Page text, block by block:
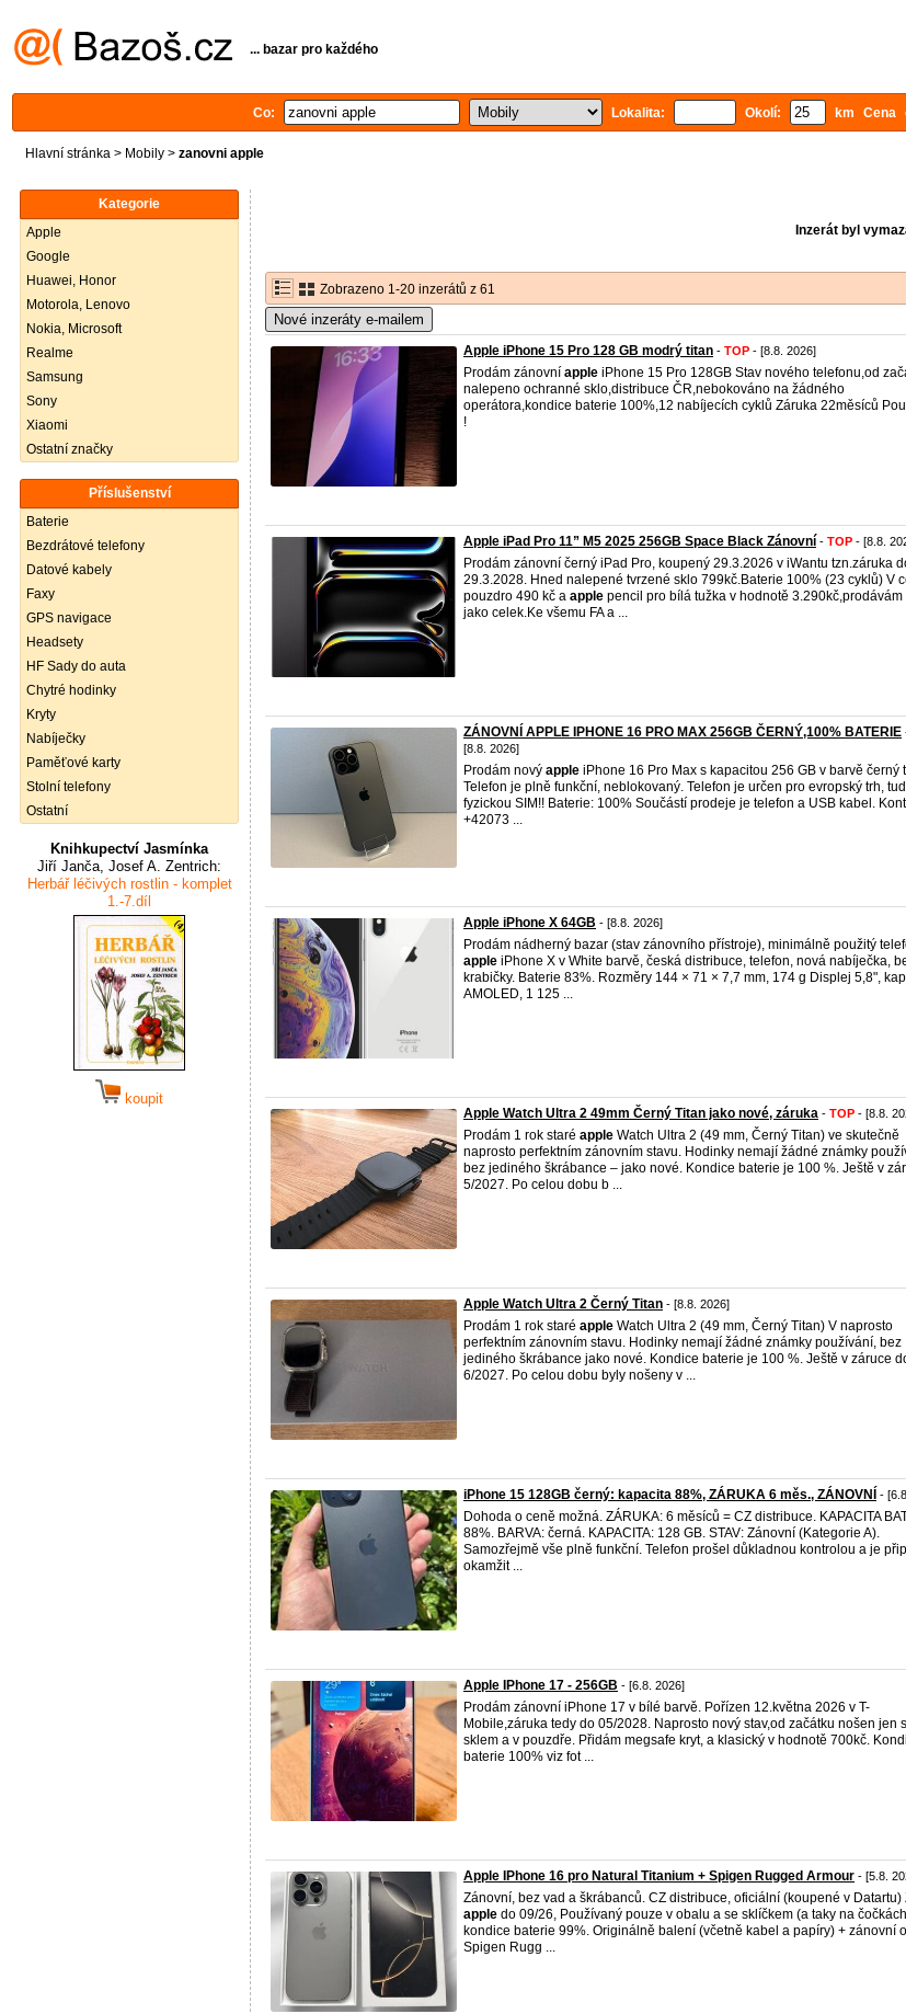
... bazar pro každého
Co: Lokalita: Okolí: km Cena
Hlavní stránka > Mobily > zanovni apple
Kategorie
Apple
Google
Huawei, Honor
Motorola, Lenovo
Nokia, Microsoft
Realme
Samsung
Sony
Xiaomi
Ostatní značky
Příslušenství
Baterie
Bezdrátové telefony
Datové kabely
Faxy
GPS navigace
Headsety
HF Sady do auta
Chytré hodinky
Kryty
Nabíječky
Paměťové karty
Stolní telefony
Ostatní
Knihkupectví Jasmínka
Jiří Janča, Josef A. Zentrich:
Herbář léčivých rostlin - komplet
1.-7.díl
koupit
Inzerát byl
Zobrazeno 1-20 inzerátů z 61
Nové inzeráty e-mailem
Apple iPhone 15 Pro 128 GB modrý titan - TOP - [8.8. 2026]
Prodám zánovní apple iPhone 15 Pro 128GB Stav nového telefonu,od
nalepeno ochranné sklo,distribuce ČR,nebokováno na žádného
operátora,kondice baterie 100%,12 nabíjecích cyklů Záruka 22měsíců
!
Apple iPad Pro 11” M5 2025 256GB Space Black Zánovní - TOP - [8.8.
Prodám zánovní černý iPad Pro, koupený 29.3.2026 v iWantu tzn.záruka
29.3.2028. Hned nalepené tvrzené sklo 799kč.Baterie 100% (23 cyklů) V
pouzdro 490 kč a apple pencil pro bílá tužka v hodnotě 3.290kč,prodávám
jako celek.Ke všemu FA a ...
ZÁNOVNÍ APPLE IPHONE 16 PRO MAX 256GB ČERNÝ,100% BATERIE
[8.8. 2026]
Prodám nový apple iPhone 16 Pro Max s kapacitou 256 GB v barvě černý
Telefon je plně funkční, neblokovaný. Telefon je určen pro evropský trh,
fyzickou SIM!! Baterie: 100% Součástí prodeje je telefon a USB kabel.
+42073 ...
Apple iPhone X 64GB - [8.8. 2026]
Prodám nádherný bazar (stav zánovního přístroje), minimálně použitý
apple iPhone X v White barvě, česká distribuce, telefon, nová nabíječka,
krabičky. Baterie 83%. Rozměry 144 × 71 × 7,7 mm, 174 g Displej 5,8",
AMOLED, 1 125 ...
Apple Watch Ultra 2 49mm Černý Titan jako nové, záruka - TOP - [8.8.
Prodám 1 rok staré apple Watch Ultra 2 (49 mm, Černý Titan) ve skutečně
naprosto perfektním zánovním stavu. Hodinky nemají žádné známky
bez jediného škrábance – jako nové. Kondice baterie je 100 %. Ještě v
5/2027. Po celou dobu b ...
Apple Watch Ultra 2 Černý Titan - [8.8. 2026]
Prodám 1 rok staré apple Watch Ultra 2 (49 mm, Černý Titan) V naprosto
perfektním zánovním stavu. Hodinky nemají žádné známky používání, bez
jediného škrábance jako nové. Kondice baterie je 100 %. Ještě v záruce
6/2027. Po celou dobu byly nošeny v ...
iPhone 15 128GB černý: kapacita 88%, ZÁRUKA 6 měs., ZÁNOVNÍ -
Dohoda o ceně možná. ZÁRUKA: ​6 měsíců ​= CZ distribuce​. KAPACITA
88%. BARVA: černá. KAPACITA: ​1​28 GB. STAV: Zánovní (​K​ategorie A).
Samozřejmě vše plně funkční. Telefon prošel důkladnou kontrolou a je
okamžit ...
Apple IPhone 17 - 256GB - [6.8. 2026]
Prodám zánovní iPhone 17 v bílé barvě. Pořízen 12.května 2026 v T-
Mobile,záruka tedy do 05/2028. Naprosto nový stav,od začátku nošen jen
sklem a v pouzdře. Přidám megsafe kryt, a klasický v hodnotě 700kč.
baterie 100% viz fot ...
Apple IPhone 16 pro Natural Titanium + Spigen Rugged Armour - [5.8.
Zánovní, bez vad a škrábanců. CZ distribuce, oficiální (koupené v Datartu)
apple do 09/26, Používaný pouze v obalu a se sklíčkem (a taky na
kondice baterie 99%. Originálně balení (včetně kabel a papíry) + zánovní
Spigen Rugg ...